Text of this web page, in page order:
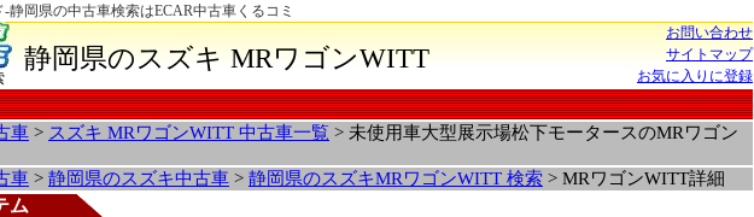
岡県の中古車検索はECAR中古車くるコミ
静岡県のスズキ MRワゴンWITT
お問い合わせ
サイトマップ
お気に入りに登録
車 > スズキ MRワゴンWITT 中古車一覧 > 未使用車大型展示場松下モータースのMRワゴン
車 > 静岡県のスズキ中古車 > 静岡県のスズキMRワゴンWITT 検索 > MRワゴンWITT詳細
ム